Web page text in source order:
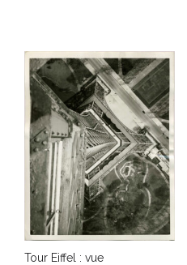
Tour Eiffel : vue